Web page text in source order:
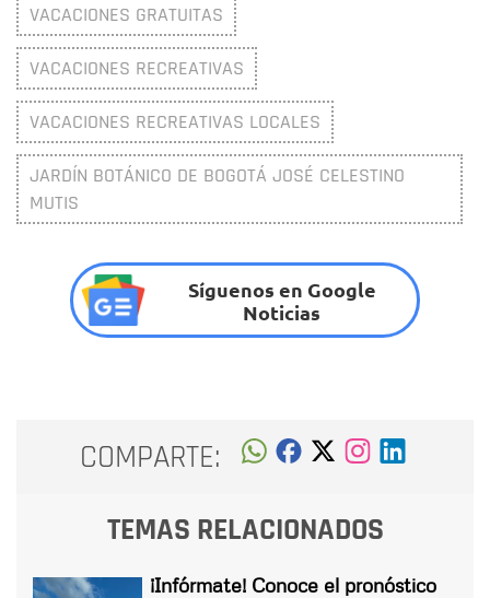
VACACIONES GRATUITAS
VACACIONES RECREATIVAS
VACACIONES RECREATIVAS LOCALES
JARDÍN BOTÁNICO DE BOGOTÁ JOSÉ CELESTINO
MUTIS
Síguenos en Google
Noticias
COMPARTE:
TEMAS RELACIONADOS
¡Infórmate! Conoce el pronóstico